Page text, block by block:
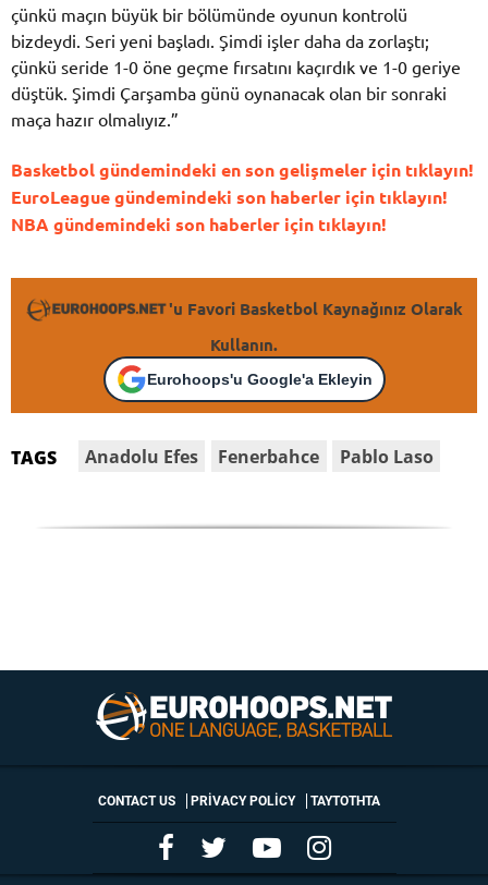
çünkü maçın büyük bir bölümünde oyunun kontrolü
bizdeydi. Seri yeni başladı. Şimdi işler daha da zorlaştı;
çünkü seride 1-0 öne geçme fırsatını kaçırdık ve 1-0 geriye
düştük. Şimdi Çarşamba günü oynanacak olan bir sonraki
maça hazır olmalıyız.”
Basketbol gündemindeki en son gelişmeler için tıklayın!
EuroLeague gündemindeki son haberler için tıklayın!
NBA gündemindeki son haberler için tıklayın!
'u Favori Basketbol Kaynağınız Olarak
Kullanın.
Eurohoops'u Google'a Ekleyin
TAGS Anadolu Efes Fenerbahce Pablo Laso
CONTACT US PRIVACY POLICY ΤΑΥΤΟΤΗΤΑ